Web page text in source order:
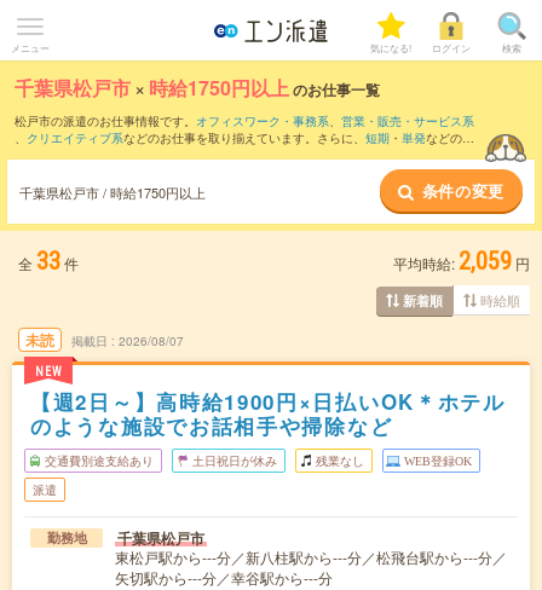
メニュー 気になる! ログイン 検索
千葉県松戸市 × 時給1750円以上のお仕事一覧
松戸市の派遣のお仕事情報です。 オフィスワーク・事務系、 営業・販売・サービス系
、 クリエイティブ系などのお仕事を取り揃えています。さらに、 短期 ・ 単発などの期
千葉県松戸市 / 時給1750円以上 条件の変更
全 33件 平均時給: 2,059 円
新着順 時給順
未読
NEW
掲載日 2026/08/07
【週2日～】高時給1900円×日払いOK＊ホテル
のような施設でお話相手や掃除など
交通費別途支給あり 土日祝日が休み 残業なし WEB登録OK
派遣
勤務地 千葉県松戸市
東松戸駅から---分／新八柱駅から---分／松飛台駅から---分／
矢切駅から---分／幸谷駅から---分